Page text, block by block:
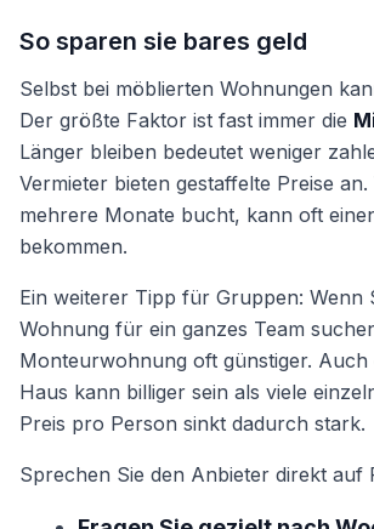
So sparen sie bares geld
Selbst bei möblierten Wohnungen
Der größte Faktor ist fast immer die
Länger bleiben bedeutet weniger
Vermieter bieten gestaffelte Preise
mehrere Monate bucht, kann oft
bekommen.
Ein weiterer Tipp für Gruppen: Wenn
Wohnung für ein ganzes Team
Monteurwohnung oft günstiger. Auch
Haus kann billiger sein als viele
Preis pro Person sinkt dadurch stark.
Sprechen Sie den Anbieter direkt auf